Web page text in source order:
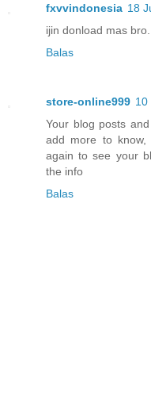
fxvvindonesia 18
ijin donload mas
Balas
store-online999 10
Your blog posts
add more to
again to see your
the info
Balas